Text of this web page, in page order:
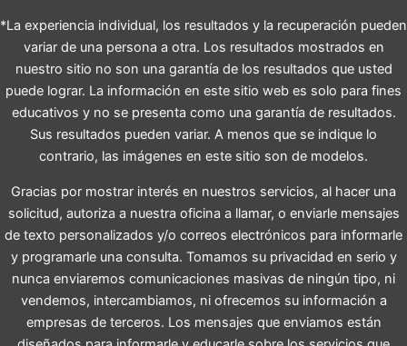
*La experiencia individual, los resultados y la recuperación pueden
variar de una persona a otra. Los resultados mostrados en
nuestro sitio no son una garantía de los resultados que usted
puede lograr. La información en este sitio web es solo para fines
educativos y no se presenta como una garantía de resultados.
Sus resultados pueden variar. A menos que se indique lo
contrario, las imágenes en este sitio son de modelos.
Gracias por mostrar interés en nuestros servicios, al hacer una
solicitud, autoriza a nuestra oficina a llamar, o enviarle mensajes
de texto personalizados y/o correos electrónicos para informarle
y programarle una consulta. Tomamos su privacidad en serio y
nunca enviaremos comunicaciones masivas de ningún tipo, ni
vendemos, intercambiamos, ni ofrecemos su información a
empresas de terceros. Los mensajes que enviamos están